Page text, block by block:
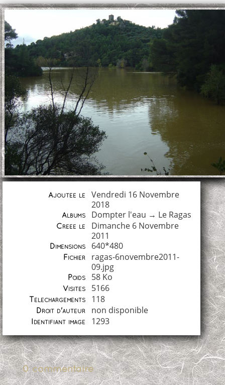
Ajoutée le
Vendredi 16 Novembre
2018
Albums Dompter l'eau → Le Ragas
Créée le
Dimanche 6 Novembre
2011
Dimensions 640*480
Fichier
ragas-6novembre2011-
09.jpg
Poids 58 Ko
Visites 5166
Téléchargements 118
Droit d'auteur non disponible
Identifiant image 1293
0 commentaire